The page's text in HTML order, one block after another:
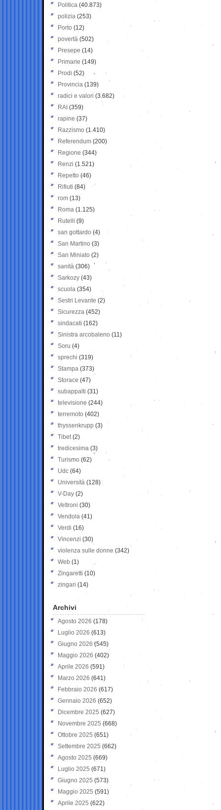
Politica (40.873)
polizia (253)
Porto (12)
povertà (502)
Presepe (14)
Primarie (149)
Prodi (52)
Provincia (139)
radici e valori (3.682)
RAI (359)
rapine (37)
Razzismo (1.410)
Referendum (200)
Regione (344)
Renzi (1.521)
Repetto (46)
Rifiuti (84)
rom (13)
Roma (1.125)
Rutelli (9)
san gottardo (4)
San Martino (3)
San Miniato (2)
sanità (306)
Sarkozy (43)
scuola (354)
Sestri Levante (2)
Sicurezza (452)
sindacati (162)
Sinistra arcobaleno (11)
Soru (4)
sprechi (319)
Stampa (373)
Storace (47)
subappalti (31)
televisione(244)
terremoto (402)
thyssenkrupp (3)
Tibet(2)
tredicesima (3)
Turismo (62)
Udc (64)
Università (128)
V-Day (2)
Veltroni (30)
Vendola (41)
Verdi (16)
Vincenzi (30)
violenza sulle donne (342)
Web (1)
Zingaretti (10)
zingari (14)
Archivi
Agosto 2026 (178)
Luglio 2026 (613)
Giugno 2026 (545)
Maggio 2026 (402)
Aprile 2026 (591)
Marzo 2026 (641)
Febbraio 2026 (617)
Gennaio 2026 (652)
Dicembre 2025 (627)
Novembre 2025 (668)
Ottobre 2025 (651)
Settembre 2025 (662)
Agosto 2025 (669)
Luglio 2025 (671)
Giugno 2025 (573)
Maggio 2025 (591)
Aprile 2025 (622)